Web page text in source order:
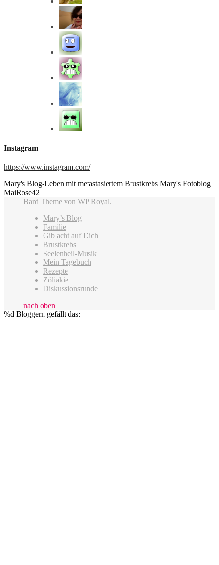
Instagram
https://www.instagram.com/
Mary's Blog-Leben mit metastasiertem Brustkrebs Mary's Fotoblog
MaiRose42
Bard Theme von WP Royal.
Mary’s Blog
Familie
Gib acht auf Dich
Brustkrebs
Seelenheil-Musik
Mein Tagebuch
Rezepte
Zöliakie
Diskussionsrunde
nach oben
%d Bloggern gefällt das: